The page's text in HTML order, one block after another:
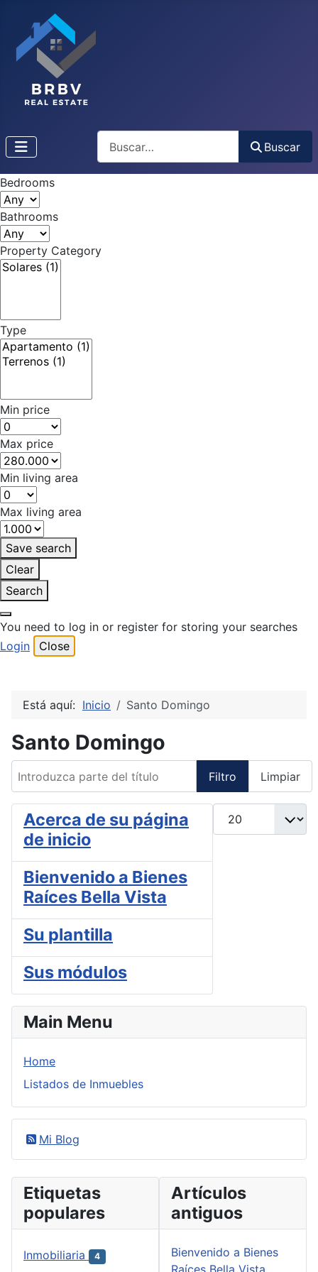
Buscar
Bedrooms
Bathrooms
Property Category
Type
Min price
Max price
Min living area
Max living area
Save search
Clear
Search
You need to log in or register for storing your searches
Login
Close
Está aquí: Inicio Santo Domingo
Santo Domingo
Introduzca parte del título
Filtro Limpiar
Cantidad
Acerca de su página
de inicio
Bienvenido a Bienes
Raíces Bella Vista
Su plantilla
Sus módulos
Main Menu
Home
Listados de Inmuebles
Mi Blog
Etiquetas
populares
Inmobiliaria 4
Artículos
antiguos
Bienvenido a Bienes